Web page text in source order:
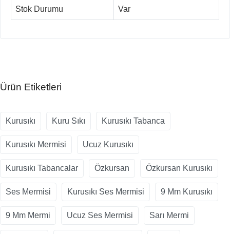
Stok Durumu Var
Ürün Etiketleri
Kurusıkı Kuru Sıkı Kurusıkı Tabanca
Kurusıkı Mermisi Ucuz Kurusıkı
Kurusıkı Tabancalar Özkursan Özkursan Kurusıkı
Ses Mermisi Kurusıkı Ses Mermisi 9 Mm Kurusıkı
9 Mm Mermi Ucuz Ses Mermisi Sarı Mermi